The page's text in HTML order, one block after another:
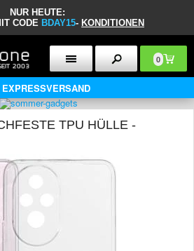
NUR HEUTE:
CODE BDAY15- KONDITIONEN
0
EXPRESSVERSAND
TPU HÜLLE -